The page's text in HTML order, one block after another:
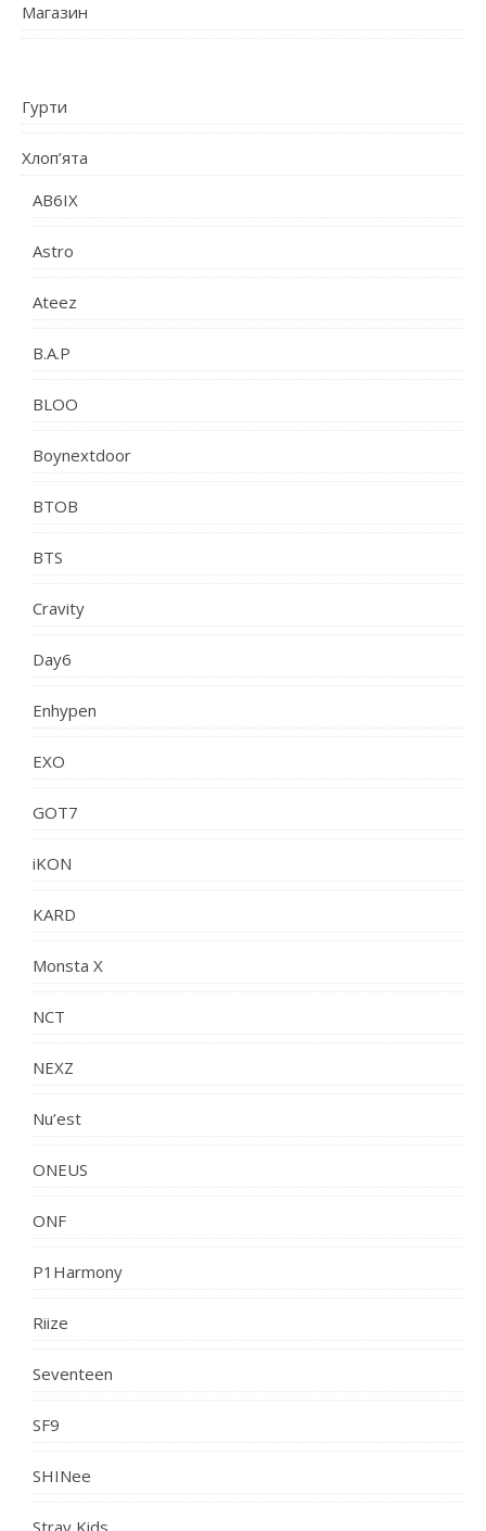
Магазин
Гурти
Хлоп’ята
AB6IX
Astro
Ateez
B.A.P
BLOO
Boynextdoor
BTOB
BTS
Cravity
Day6
Enhypen
EXO
GOT7
iKON
KARD
Monsta X
NCT
NEXZ
Nu’est
ONEUS
ONF
P1Harmony
Riize
Seventeen
SF9
SHINee
Stray Kids